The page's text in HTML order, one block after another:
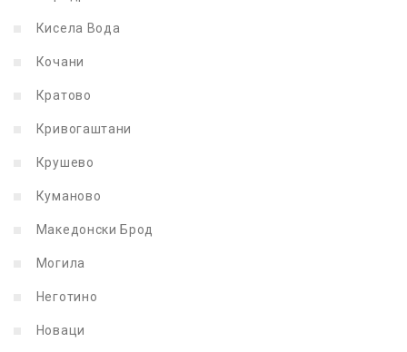
Кисела Вода
Кочани
Кратово
Кривогаштани
Крушево
Куманово
Македонски Брод
Могила
Неготино
Новаци